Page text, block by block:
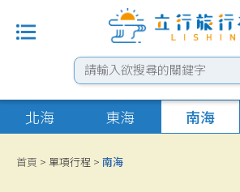
最新消息
北海 東海 南海
首頁 > 單項行程 > 南海